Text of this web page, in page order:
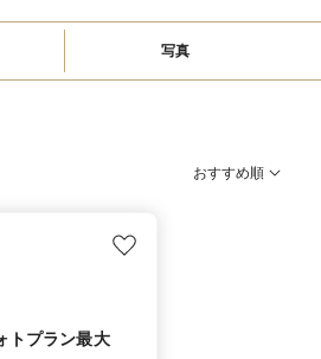
写真
おすすめ順
トプラン最大